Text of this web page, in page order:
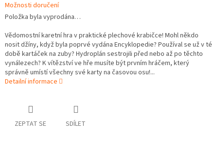
Možnosti doručení
Položka byla vyprodána…
Vědomostní karetní hra v praktické plechové krabičce! Mohl někdo
nosit džíny, když byla poprvé vydána Encyklopedie? Používal se už v té
době kartáček na zuby? Hydroplán sestrojili před nebo až po těchto
vynálezech? K vítězství ve hře musíte být prvním hráčem, který
správně umístí všechny své karty na časovou osu!...
Detailní informace
ZEPTAT SE SDÍLET